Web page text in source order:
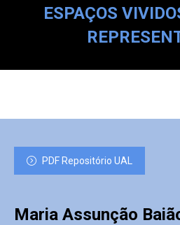
ESPAÇOS
PDF Repositório UAL
Maria Assunção